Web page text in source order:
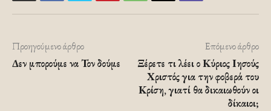
Προηγούμενο άρθρο
Δεν μπορούμε να Τον δούμε
Επόμενο άρθρο
Ξέρετε τι λέει ο Κύριος Ιησούς
Χριστός για την φοβερά του
Κρίση, γιατί θα δικαιωθούν οι
δίκαιοι;